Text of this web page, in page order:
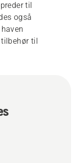
til
også
tilbehør til